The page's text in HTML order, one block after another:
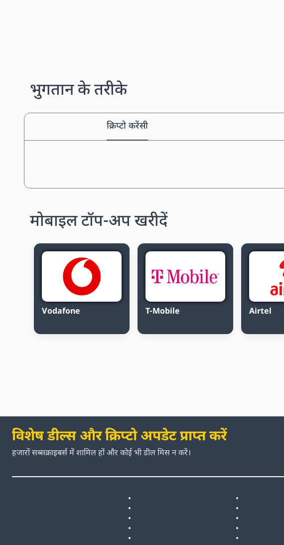
भुगतान के तरीके
क्रिप्टो करेंसी
मोबाइल टॉप-अप खरीदें
Vodafone T-Mobile Airtel
विशेष डील्स और क्रिप्टो अपडेट प्राप्त करें
हजारों सब्सक्राइबर्स में शामिल हों और कोई भी डील मिस न करें।